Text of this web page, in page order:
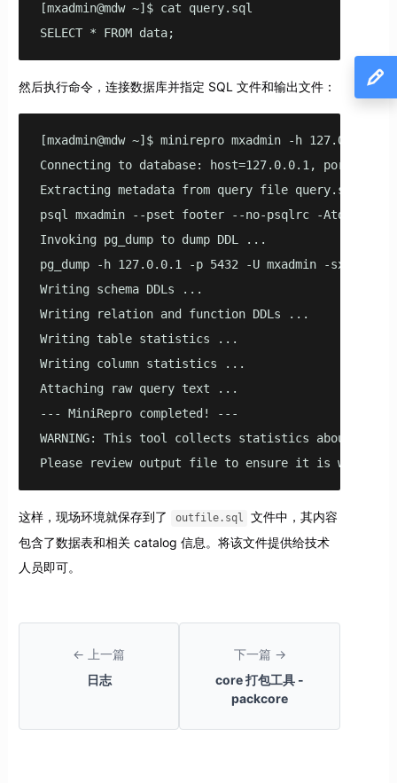
[mxadmin@mdw ~]$ cat query.sql
SELECT * FROM data;
然后执行命令，连接数据库并指定 SQL 文件和输出文件：
[mxadmin@mdw ~]$ minirepro mxadmin -h
Connecting to database: host=127.0.0.1, port=5432,
Extracting metadata from query file query.sql ...
psql mxadmin --pset footer --no-psqlrc -Atq -h
Invoking pg_dump to dump DDL ...
pg_dump -h 127.0.0.1 -p 5432 -U mxadmin -sxO
Writing schema DDLs ...
Writing relation and function DDLs ...
Writing table statistics ...
Writing column statistics ...
Attaching raw query text ...
--- MiniRepro completed! ---
WARNING: This tool collects statistics about
Please review output file to ensure it is within
这样，现场环境就保存到了 outfile.sql
文件中，其内容
包含了数据表和相关 catalog 信息。将该文件提供给技术
人员即可。
← 上一篇
日志
下一篇 →
core 打包工具 -
packcore